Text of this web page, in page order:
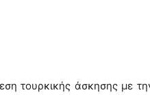
τουρκικής άσκησης με